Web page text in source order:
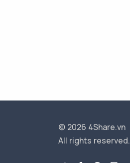
© 2026 4Share.vn
All rights reserved.